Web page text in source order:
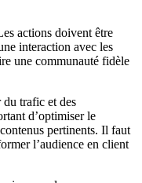
actions doivent être
interaction avec les
une communauté fidèle
du trafic et des
d’optimiser le
pertinents. Il faut
l’audience en client